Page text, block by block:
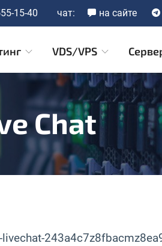
15-40 чат: на сайте
VDS/VPS
Chat